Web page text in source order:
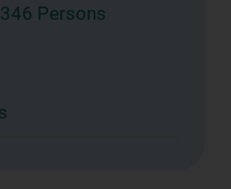
346 Persons